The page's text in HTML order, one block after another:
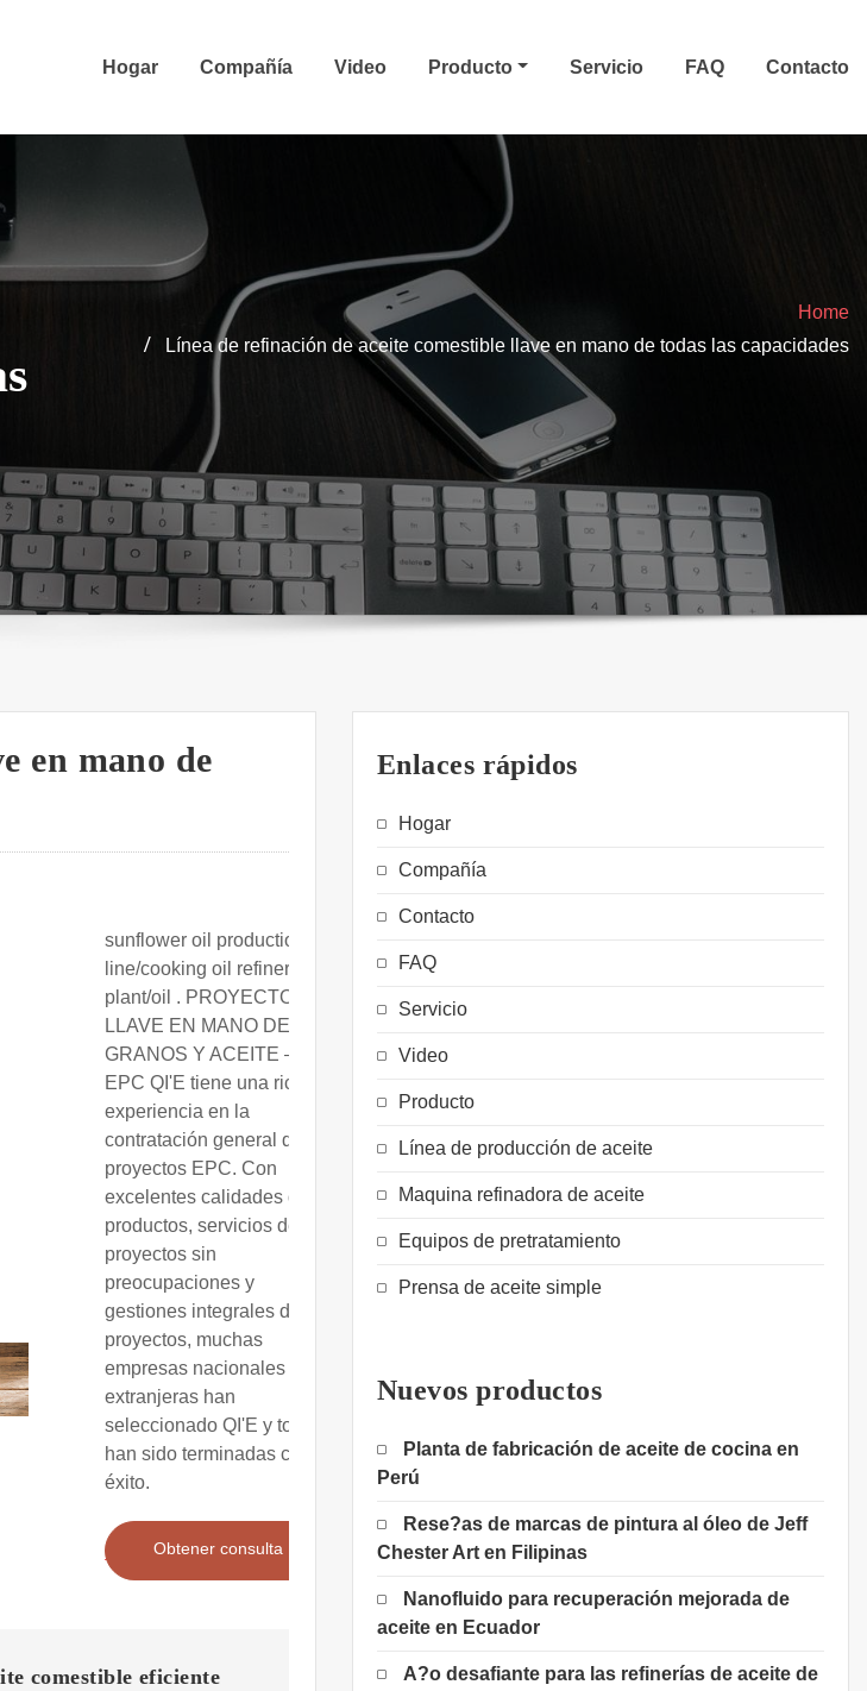
Hogar Compañía Video Producto Servicio FAQ Contacto
Home
Línea de refinación de aceite comestible llave en mano de todas las capacidades
en mano de
sunflower oil production
line/cooking oil refinery
plant/oil . PROYECTO
LLAVE EN MANO DE
GRANOS Y ACEITE ——
EPC QI'E tiene una rica
experiencia en la
contratación general de
proyectos EPC. Con
excelentes calidades de
productos, servicios de
proyectos sin
preocupaciones y
gestiones integrales de
proyectos, muchas
empresas nacionales y
extranjeras han
seleccionado QI'E y todas
han sido terminadas con
éxito.
Obtener consulta
comestible eficiente
Enlaces rápidos
Hogar
Compañía
Contacto
FAQ
Servicio
Video
Producto
Línea de producción de aceite
Maquina refinadora de aceite
Equipos de pretratamiento
Prensa de aceite simple
Nuevos productos
Planta de fabricación de aceite de cocina en
Perú
Rese?as de marcas de pintura al óleo de Jeff
Chester Art en Filipinas
Nanofluido para recuperación mejorada de
aceite en Ecuador
A?o desafiante para las refinerías de aceite de